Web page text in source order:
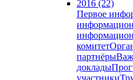
2016 (22)
Первое
комитет
партнёры
доклады
участники